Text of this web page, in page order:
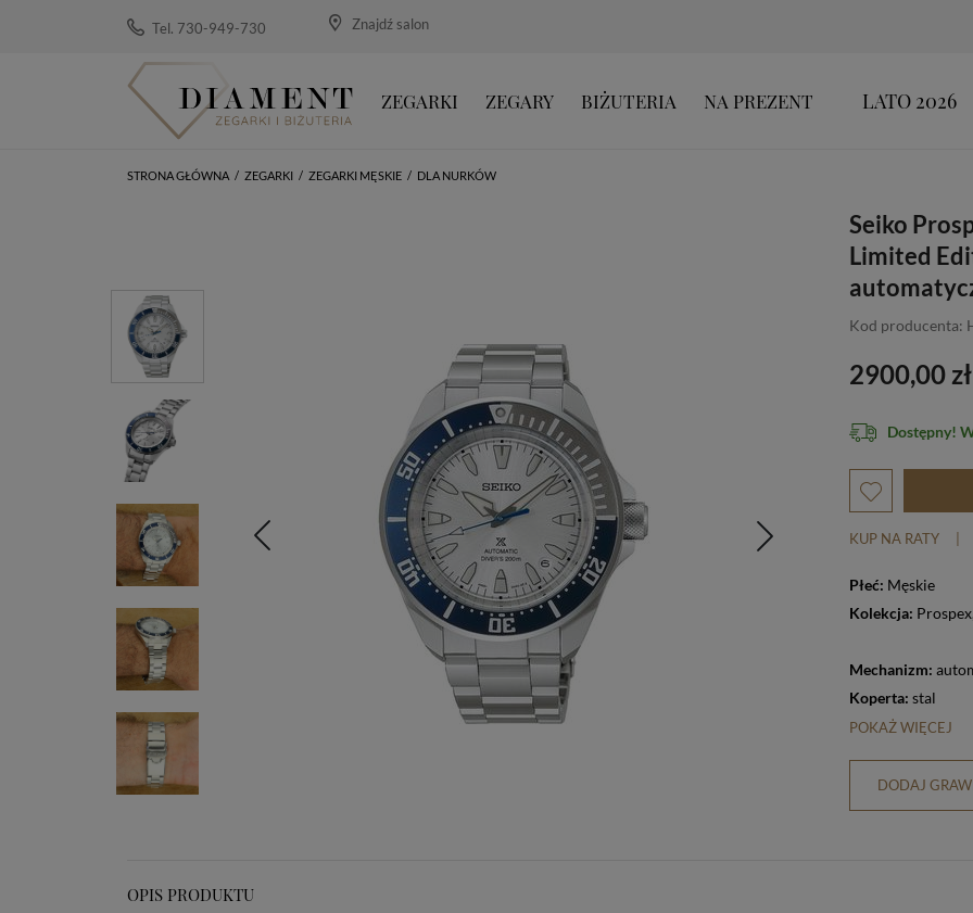
Tel. 730-949-730 Znajdź salon
ZEGARKI ZEGARY BIŻUTERIA NA PREZENT LATO 2026
STRONA GŁÓWNA / ZEGARKI / ZEGARKI MĘSKIE / DLA NURKÓW
Seiko
Limited
Kod producenta:
2900,00 zł
Dostępny!
KUP NA RATY
Płeć: Męskie
Kolekcja: Prospex,
Mechanizm:
Koperta: stal
POKAŻ WIĘCEJ
DODAJ
OPIS PRODUKTU